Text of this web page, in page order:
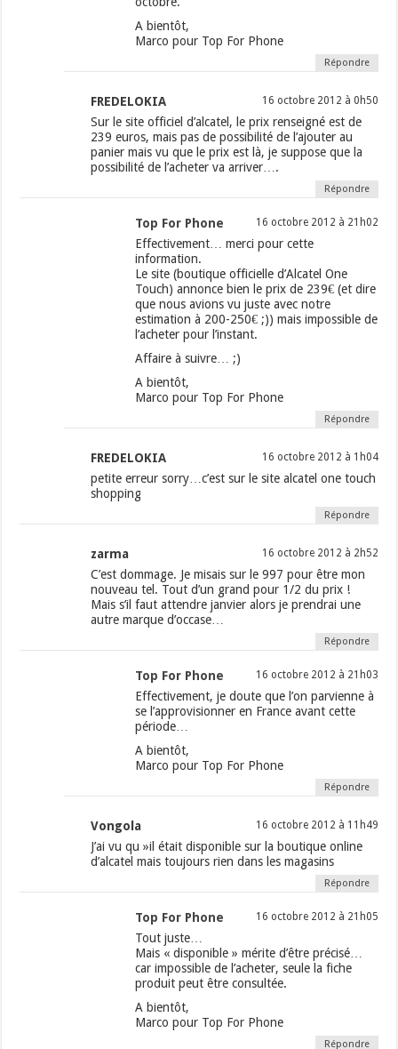
A bientôt,
Marco pour Top For Phone
Répondre
FREDELOKIA 16 octobre 2012 à 0h50
Sur le site officiel d’alcatel, le prix renseigné est de
239 euros, mais pas de possibilité de l’ajouter au
panier mais vu que le prix est là, je suppose que la
possibilité de l’acheter va arriver….
Répondre
Top For Phone 16 octobre 2012 à 21h02
Effectivement… merci pour cette
information.
Le site (boutique officielle d’Alcatel One
Touch) annonce bien le prix de 239€ (et dire
que nous avions vu juste avec notre
estimation à 200-250€ ;)) mais impossible de
l’acheter pour l’instant.
Affaire à suivre… ;)
A bientôt,
Marco pour Top For Phone
Répondre
FREDELOKIA 16 octobre 2012 à 1h04
petite erreur sorry…c’est sur le site alcatel one touch
shopping
Répondre
zarma 16 octobre 2012 à 2h52
C’est dommage. Je misais sur le 997 pour être mon
nouveau tel. Tout d’un grand pour 1/2 du prix !
Mais s’il faut attendre janvier alors je prendrai une
autre marque d’occase…
Répondre
Top For Phone 16 octobre 2012 à 21h03
Effectivement, je doute que l’on parvienne à
se l’approvisionner en France avant cette
période…
A bientôt,
Marco pour Top For Phone
Répondre
Vongola 16 octobre 2012 à 11h49
J’ai vu qu »il était disponible sur la boutique online
d’alcatel mais toujours rien dans les magasins
Répondre
Top For Phone 16 octobre 2012 à 21h05
Tout juste…
Mais « disponible » mérite d’être précisé…
car impossible de l’acheter, seule la fiche
produit peut être consultée.
A bientôt,
Marco pour Top For Phone
Répondre